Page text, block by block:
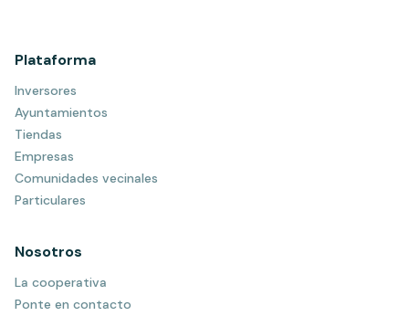
Plataforma
Inversores
Ayuntamientos
Tiendas
Empresas
Comunidades vecinales
Particulares
Nosotros
La cooperativa
Ponte en contacto